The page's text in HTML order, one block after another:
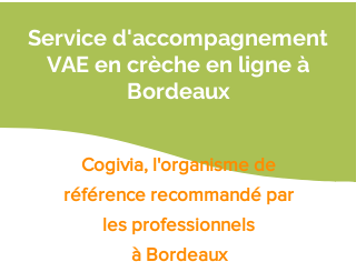
Service d'accompagnement
VAE en crèche en ligne à
Bordeaux
Cogivia, l'organisme de
référence recommandé par
les professionnels
à Bordeaux